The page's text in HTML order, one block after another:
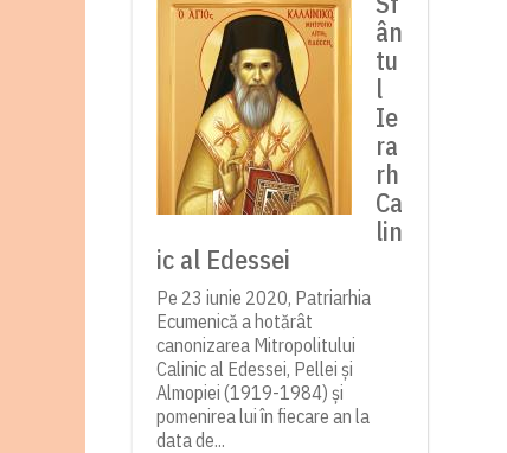
ân
tu
l
Ie
ra
rh
Ca
lin
ic al Edessei
Pe 23 iunie 2020, Patriarhia
Ecumenică a hotărât
canonizarea Mitropolitului
Calinic al Edessei, Pellei și
Almopiei (1919-1984) și
pomenirea lui în fiecare an la
data de...